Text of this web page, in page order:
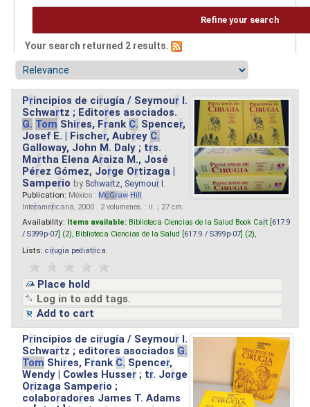
Refine your search
Your search returned 2 results.
Principios de cirugía / Seymour I.
Schwartz ; Editores asociados.
G. Tom Shires, Frank C. Spencer,
Josef E. | Fischer, Aubrey C.
Galloway, John M. Daly ; trs.
Martha Elena Araiza M., José
Pérez Gómez, Jorge Ortizaga |
Samperio by Schwartz, Seymour I.
Publication: México : McGraw-Hill
Interamericana, 2000 . 2 volumenes. : il. ; 27 cm.
Availability: Items available: Biblioteca Ciencias de la Salud Book Cart [ 617.9
/ S399p-07 ] (2), Biblioteca Ciencias de la Salud [ 617.9 / S399p-07 ] (2),
Lists: cirugia pediatrica
Place hold
Log in to add tags.
Add to cart
Principios de cirugía / Seymour I.
Schwartz ; editores asociados G.
Tom Shires, Frank C. Spencer,
Wendy | Cowles Husser ; tr. Jorge
Orizaga Samperio ;
colaboradores James T. Adams